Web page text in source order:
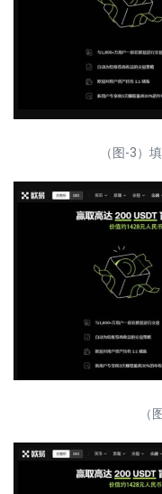
（图-3）
（